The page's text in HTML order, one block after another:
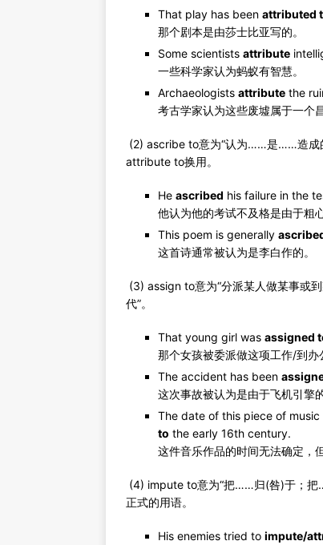
That play has been attributed
那个剧本是由莎士比亚写的。
Some scientists attribute
一些科学家认为蚂蚁有智慧。
Archaeologists attribute the
考古学家认为这些废墟属于一个
(2) ascribe to意为“认为……是……造成
attribute to换用。
He ascribed his failure in the
他认为他的考试不及格是由于粗
This poem is generally
这首诗通常被认为是李白作的。
(3) assign to意为“分派某人做某事或
代”。
That young girl was assigned
那个女孩被委派做这项工作/到办
The accident has been
这次事故被认为是由于飞机引擎
The date of this piece of
to the early 16th century.
这件音乐作品的时间无法确定，
(4) impute to意为“把……归(咎)于；把
正式的用语。
His enemies tried to impute/